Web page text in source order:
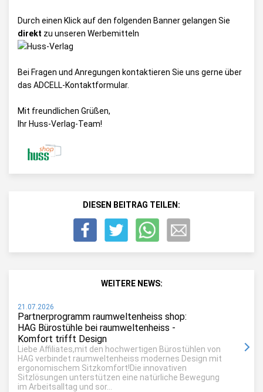
Durch einen Klick auf den folgenden Banner gelangen Sie
direkt zu unseren Werbemitteln
Bei Fragen und Anregungen kontaktieren Sie uns gerne über
das ADCELL-Kontaktformular.
Mit freundlichen Grüßen,
Ihr Huss-Verlag-Team!
DIESEN BEITRAG TEILEN:
WEITERE NEWS:
21.07.2026
Partnerprogramm raumweltenheiss shop:
HAG Bürostühle bei raumweltenheiss -
Komfort trifft Design
Liebe Affiliates,mit den hochwertigen Bürostühlen von
HAG verbindet raumweltenheiss modernes Design mit
ergonomischem Sitzkomfort!Die innovativen
Sitzlösungen unterstützen eine natürliche Bewegung
im Arbeitsalltag und sor...